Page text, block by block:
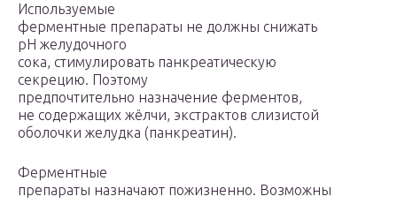
Используемые
ферментные препараты не должны снижать
рН желудочного
сока, стимулировать панкреатическую
секрецию. Поэтому
предпочтительно назначение ферментов,
не содержащих жёлчи, экстрактов слизистой
оболочки желудка (панкреатин).
Ферментные
препараты назначают пожизненно. Возможны